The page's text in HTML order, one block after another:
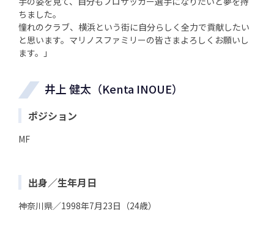
ちました。
憧れのクラブ、横浜という街に自分らしく全力で貢献したい
と思います。マリノスファミリーの皆さまよろしくお願いし
ます。」
井上 健太（Kenta INOUE）
ポジション
MF
出身／生年月日
神奈川県／1998年7月23日（24歳）